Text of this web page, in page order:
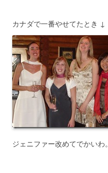
カナダで一番やせてたとき ↓
ジェニファー改めてでかいわ。